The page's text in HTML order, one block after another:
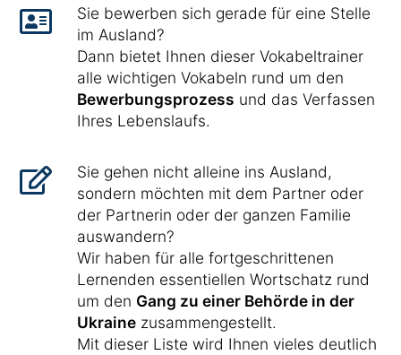
Sie bewerben sich gerade für eine Stelle
im Ausland?
Dann bietet Ihnen dieser Vokabeltrainer
alle wichtigen Vokabeln rund um den
Bewerbungsprozess und das Verfassen
Ihres Lebenslaufs.
Sie gehen nicht alleine ins Ausland,
sondern möchten mit dem Partner oder
der Partnerin oder der ganzen Familie
auswandern?
Wir haben für alle fortgeschrittenen
Lernenden essentiellen Wortschatz rund
um den Gang zu einer Behörde in der
Ukraine zusammengestellt.
Mit dieser Liste wird Ihnen vieles deutlich